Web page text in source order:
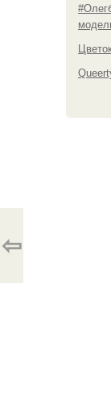
⇦